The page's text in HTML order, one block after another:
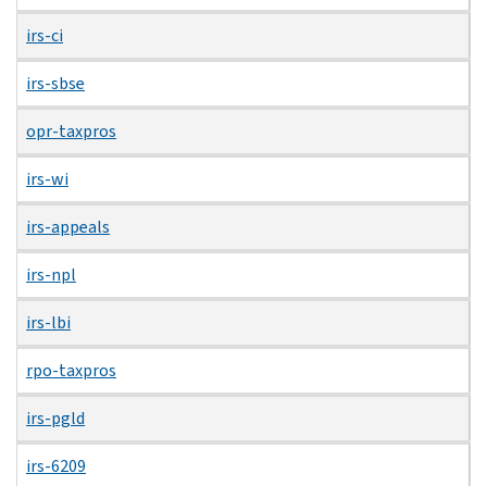
irs-ci
irs-sbse
opr-taxpros
irs-wi
irs-appeals
irs-npl
irs-lbi
rpo-taxpros
irs-pgld
irs-6209